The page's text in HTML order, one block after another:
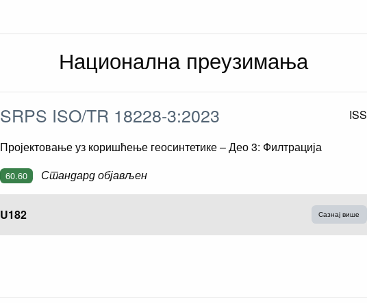
Национална преузимања
SRPS ISO/TR 18228-3:2023 ISS
Пројектовање уз коришћење геосинтетике – Део 3: Филтрација
60.60 Стандард објављен
U182 Сазнај више